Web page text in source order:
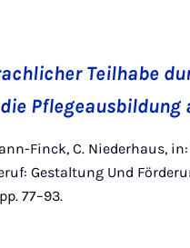
Teilhabe
Pflegeausbildung
Finck, C. Niederhaus,
Gestaltung Und
77–93.